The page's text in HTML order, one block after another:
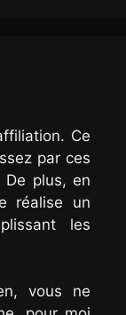
Ce
par ces
De plus, en
réalise un
les
vous ne